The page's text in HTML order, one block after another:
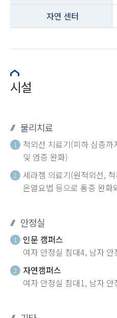
자연 센터
시설
물리치료
1
적외선 치료기(피하 심층
및 염증 완화)
2
세라젬 의료기(원적외선,
온열요법 등으로 통증 완화
안정실
1
인문 캠퍼스
여자 안정실 침대4, 남자 안
2
자연캠퍼스
여자 안정실 침대1, 남자 안